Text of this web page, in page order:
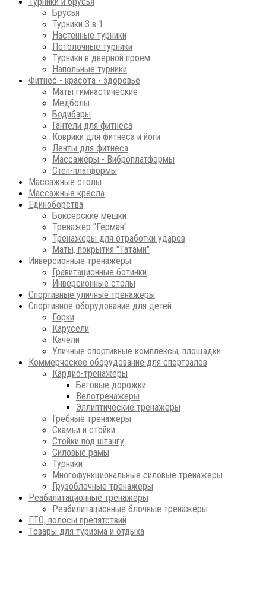
Брусья
Турники 3 в 1
Настенные турники
Потолочные турники
Турники в дверной проем
Напольные турники
Фитнес - красота - здоровье
Маты гимнастические
Медболы
Бодибары
Гантели для фитнеса
Коврики для фитнеса и йоги
Ленты для фитнеса
Массажеры - Виброплатформы
Степ-платформы
Массажные столы
Массажные кресла
Единоборства
Боксерские мешки
Тренажер "Герман"
Тренажеры для отработки ударов
Маты, покрытия "Татами"
Инверсионные тренажеры
Гравитационные ботинки
Инверсионные столы
Спортивные уличные тренажеры
Спортивное оборудование для детей
Горки
Карусели
Качели
Уличные спортивные комплексы, площадки
Коммерческое оборудование для спортзалов
Кардио-тренажеры
Беговые дорожки
Велотренажеры
Эллиптические тренажеры
Гребные тренажеры
Скамьи и стойки
Стойки под штангу
Силовые рамы
Турники
Многофункциональные силовые тренажеры
Грузоблочные тренажеры
Реабилитационные тренажеры
Реабилитационные блочные тренажеры
ГТО, полосы препятствий
Товары для туризма и отдыха